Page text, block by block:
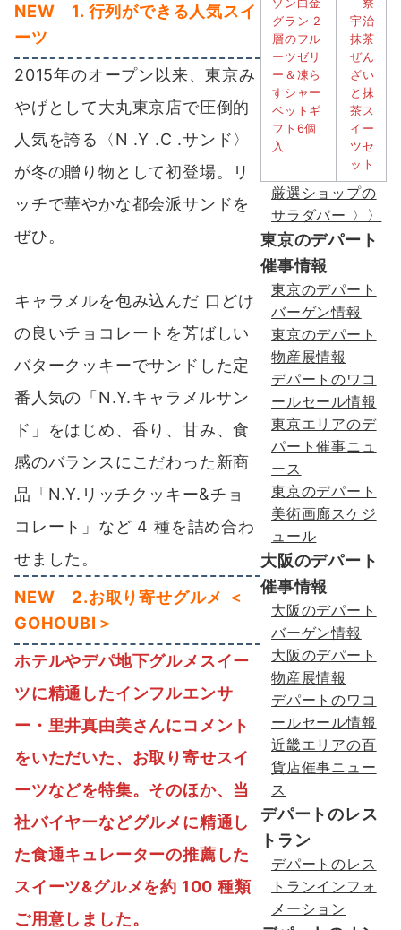
NEW 1. 行列ができる人気スイ
ーツ
2015年のオープン以来、東京み
やげとして大丸東京店で圧倒的
人気を誇る
〈N .Y .C .サンド〉
が冬の贈り物として初登場。リ
ッチで華やかな都会派サンドを
ぜひ。
キャラメルを包み込んだ 口どけ
の良いチョコレートを芳ばしい
バタークッキーでサンドした定
番人気の「N.Y.キャラメルサン
ド」をはじめ、香り、甘み、食
感のバランスにこだわった新商
品「N.Y.リッチクッキー&チョ
コレート」など 4 種を詰め合わ
せました。
NEW 2.お取り寄せグルメ ＜
GOHOUBI＞
ホテルやデパ地下グルメスイー
ツに精通したインフルエンサ
ー・里井真由美さんにコメント
をいただいた、お取り寄せスイ
ーツなどを特集。そのほか、当
社バイヤーなどグルメに精通し
た食通キュレーターの推薦した
スイーツ&グルメを約 100 種類
ご用意しました。
厳選ショップの
サラダバー 〉〉
東京のデパート
催事情報
東京のデパート
バーゲン情報
東京のデパート
物産展情報
デパートのワコ
ールセール情報
東京エリアのデ
パート催事ニュ
ース
東京のデパート
美術画廊スケジ
ュール
大阪のデパート
催事情報
大阪のデパート
バーゲン情報
大阪のデパート
物産展情報
デパートのワコ
ールセール情報
近畿エリアの百
貨店催事ニュー
ス
デパートのレス
トラン
デパートのレス
トランインフォ
メーション